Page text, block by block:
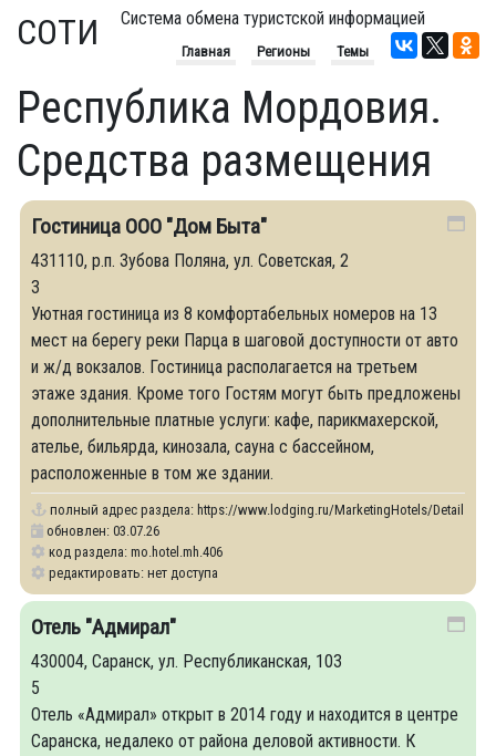
СОТИ Система обмена туристской информацией
Главная Регионы Темы
Республика Мордовия.
Средства размещения
Гостиница ООО "Дом Быта"
431110, р.п. Зубова Поляна, ул. Советская, 2
3
Уютная гостиница из 8 комфортабельных номеров на 13
мест на берегу реки Парца в шаговой доступности от авто
и ж/д вокзалов. Гостиница располагается на третьем
этаже здания. Кроме того Гостям могут быть предложены
дополнительные платные услуги: кафе, парикмахерской,
ателье, бильярда, кинозала, сауна с бассейном,
расположенные в том же здании.
полный адрес раздела: https://www.lodging.ru/MarketingHotels/Details/406
обновлен: 03.07.26
код раздела: mo.hotel.mh.406
редактировать: нет доступа
Отель "Адмирал"
430004, Саранск, ул. Республиканская, 103
5
Отель «Адмирал» открыт в 2014 году и находится в центре
Саранска, недалеко от района деловой активности. К